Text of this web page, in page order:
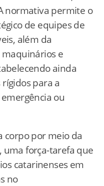
normativa permite o
de equipes de
além da
e
ainda
para a
ou
corpo por meio da
uma força-tarefa que
catarinenses em
no